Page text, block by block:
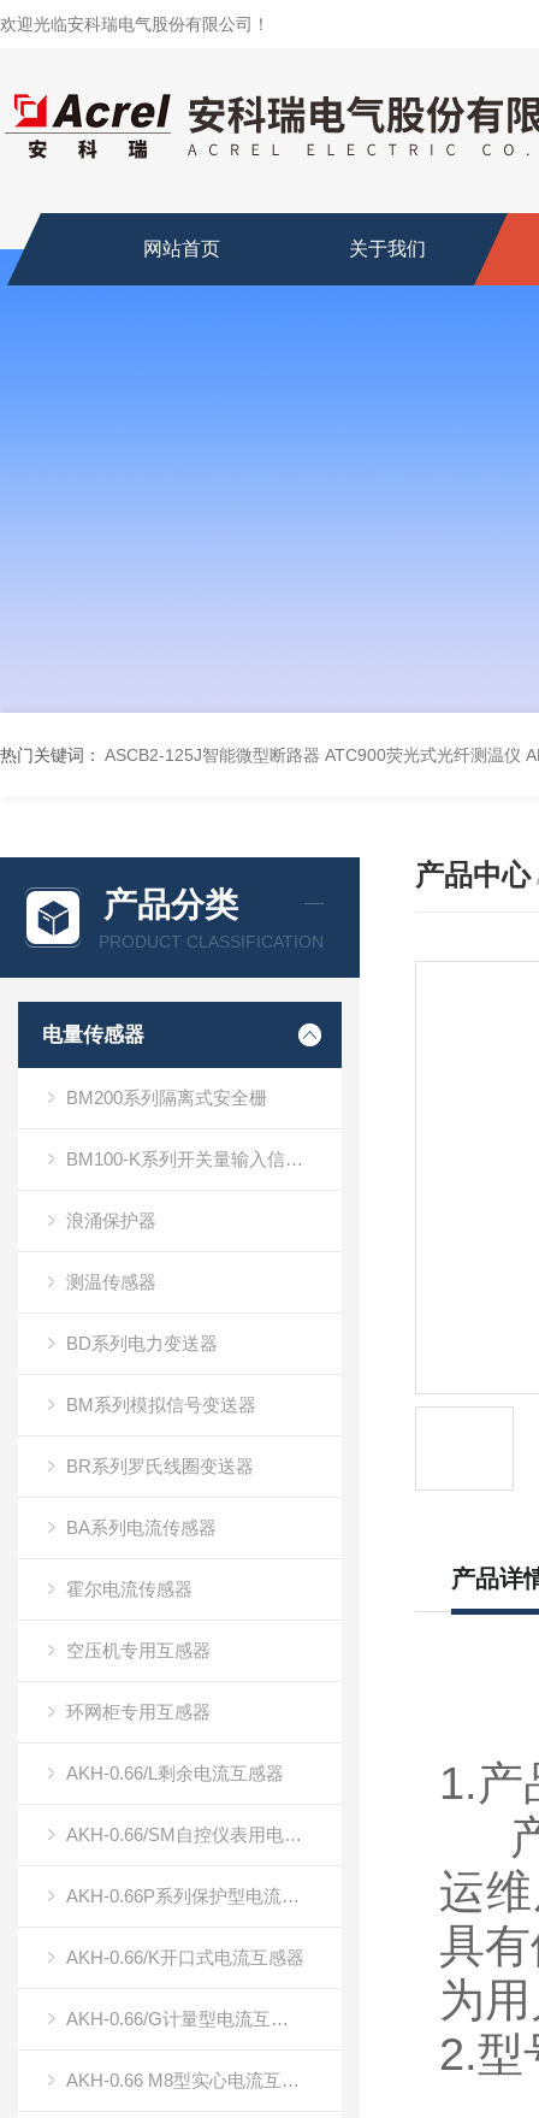
欢迎光临安科瑞电气股份有限公司！
网站首页 关于我们
热门关键词： ASCB2-125J智能微型断路器 ATC900荧光式光纤测温仪
产品分类
PRODUCT CLASSIFICATION
电量传感器
BM200系列隔离式安全栅
BM100-K系列开关量输入信号隔离器
浪涌保护器
测温传感器
BD系列电力变送器
BM系列模拟信号变送器
BR系列罗氏线圈变送器
BA系列电流传感器
霍尔电流传感器
空压机专用互感器
环网柜专用互感器
AKH-0.66/L剩余电流互感器
AKH-0.66/SM自控仪表用电流传感器（双绕组电流传感器）
AKH-0.66P系列保护型电流互感器
AKH-0.66/K开口式电流互感器
AKH-0.66/G计量型电流互感器
AKH-0.66 M8型实心电流互感器
产品中心
产品详
1.产
产
运
具
为
2.型